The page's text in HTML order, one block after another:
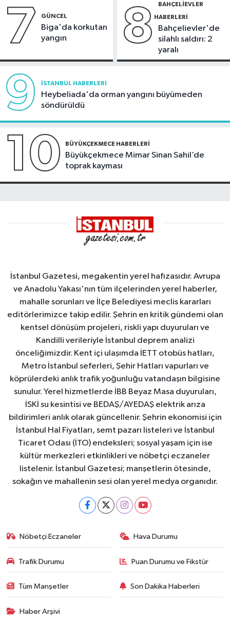
7 GÜNCEL
Biga'da korkutan
yangın
8 BAHÇELIEVLER
HABERLERI
Bahçelievler'de
silahlı saldırı: 2
yaralı
9 İSTANBUL HABERLERI
Heybeliada'da orman yangını büyümeden
söndürüldü
10 BÜYÜKÇEKMECE HABERLERI
Büyükçekmece Mimar Sinan Sahil’de
toprak kayması
İstanbul Gazetesi, megakentin yerel hafızasıdır. Avrupa
ve Anadolu Yakası'nın tüm ilçelerinden yerel haberler,
mahalle sorunları ve İlçe Belediyesi meclis kararları
editörlerimizce takip edilir. Şehrin en kritik gündemi olan
kentsel dönüşüm projeleri, riskli yapı duyuruları ve
Kandilli verileriyle İstanbul deprem analizi
önceliğimizdir. Kent içi ulaşımda İETT otobüs hatları,
Metro İstanbul seferleri, Şehir Hatları vapurları ve
köprülerdeki anlık trafik yoğunluğu vatandaşın bilgisine
sunulur. Yerel hizmetlerde İBB Beyaz Masa duyuruları,
İSKİ su kesintisi ve BEDAŞ/AYEDAŞ elektrik arıza
bildirimleri anlık olarak güncellenir. Şehrin ekonomisi için
İstanbul Hal Fiyatları, semt pazarı listeleri ve İstanbul
Ticaret Odası (İTO) endeksleri; sosyal yaşam için ise
kültür merkezleri etkinlikleri ve nöbetçi eczaneler
listelenir. İstanbul Gazetesi; manşetlerin ötesinde,
sokağın ve mahallenin sesi olan yerel medya organıdır.
Nöbetçi Eczaneler Hava Durumu
Trafik Durumu Puan Durumu ve Fikstür
Tüm Manşetler Son Dakika Haberleri
Haber Arşivi